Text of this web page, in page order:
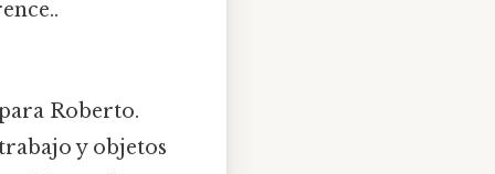
Roberto.
y objetos